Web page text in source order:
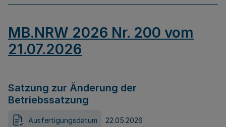
MB.NRW 2026 Nr. 200 vom
21.07.2026
Satzung zur Änderung der
Betriebssatzung
Ausfertigungsdatum 22.05.2026